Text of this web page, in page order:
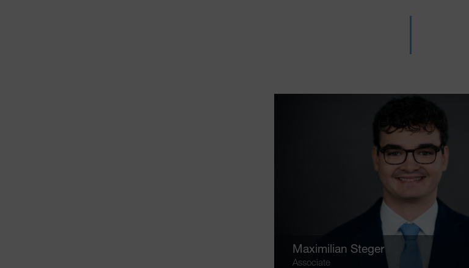
Maximilian Steger
Associate